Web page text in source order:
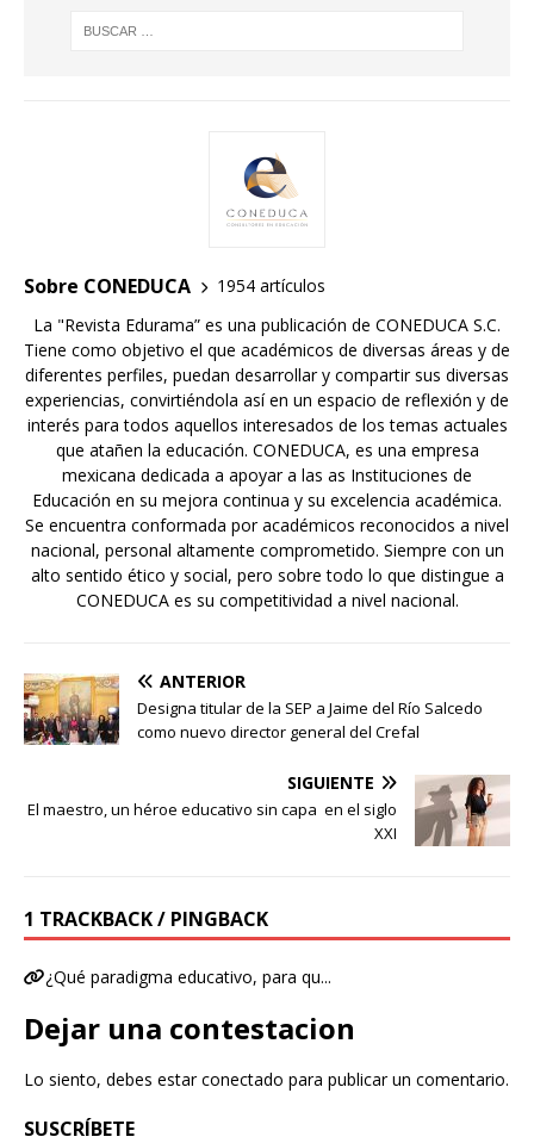
Sobre CONEDUCA
1954 artículos
La "Revista Edurama” es una publicación de CONEDUCA S.C.
Tiene como objetivo el que académicos de diversas áreas y de
diferentes perfiles, puedan desarrollar y compartir sus diversas
experiencias, convirtiéndola así en un espacio de reflexión y de
interés para todos aquellos interesados de los temas actuales
que atañen la educación. CONEDUCA, es una empresa
mexicana dedicada a apoyar a las as Instituciones de
Educación en su mejora continua y su excelencia académica.
Se encuentra conformada por académicos reconocidos a nivel
nacional, personal altamente comprometido. Siempre con un
alto sentido ético y social, pero sobre todo lo que distingue a
CONEDUCA es su competitividad a nivel nacional.
ANTERIOR
Designa titular de la SEP a Jaime del Río Salcedo
como nuevo director general del Crefal
SIGUIENTE
El maestro, un héroe educativo sin capa en el siglo
XXI
1 TRACKBACK / PINGBACK
¿Qué paradigma educativo, para qu...
Dejar una contestacion
Lo siento, debes estarconectado para publicar un comentario.
SUSCRÍBETE